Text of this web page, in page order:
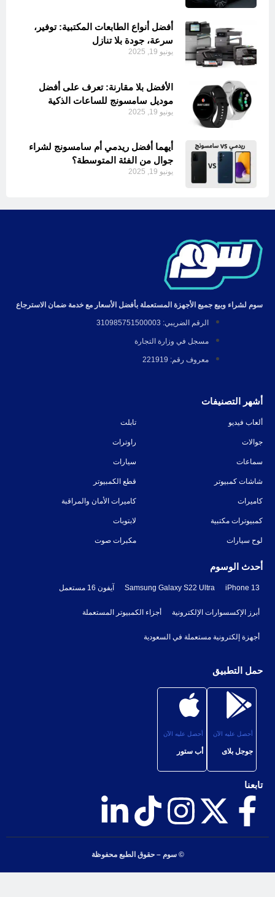
أفضل أنواع الطابعات المكتبية: توفير،
سرعة، جودة بلا تنازل
يونيو 19, 2025
الأفضل بلا مقارنة: تعرف على أفضل
موديل سامسونج للساعات الذكية
يونيو 19, 2025
أيهما أفضل ريدمي أم سامسونج لشراء
جوال من الفئة المتوسطة؟
يونيو 19, 2025
سوم لشراء وبيع جميع الأجهزة المستعملة بأفضل الأسعار مع خدمة ضمان الاسترجاع
الرقم الضريبي: 310985751500003
مسجل في وزارة التجارة
معروف رقم: 221919
أشهر التصنيفات
ألعاب فيديو تابلت
جوالات راوترات
سماعات سيارات
شاشات كمبيوتر قطع الكمبيوتر
كاميرات كاميرات الأمان والمراقبة
كمبيوترات مكتبية لابتوبات
لوح سيارات مكبرات صوت
أحدث الوسوم
iPhone 13
Samsung Galaxy S22 Ultra آيفون 16 مستعمل
أبرز الإكسسوارات الإلكترونية أجزاء الكمبيوتر المستعملة
أجهزة إلكترونية مستعملة في السعودية
حمل التطبيق
أحصل عليه الآن
جوجل بلاى
أحصل عليه الآن
أب ستور
تابعنا
© سوم – حقوق الطبع محفوظة